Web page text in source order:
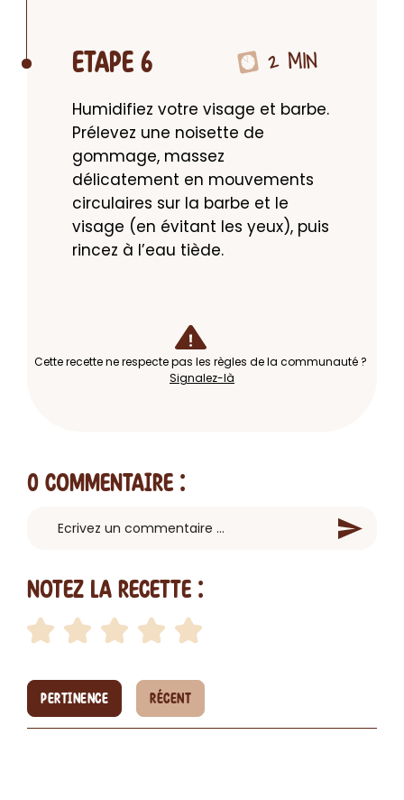
ETAPE 6 2 MIN
Humidifiez votre visage et barbe.
Prélevez une noisette de
gommage, massez
délicatement en mouvements
circulaires sur la barbe et le
visage (en évitant les yeux), puis
rincez à l’eau tiède.
Cette recette ne respecte pas les règles de la communauté ?
Signalez-là
0 Commentaire :
Notez la recette :
PERTINENCE RÉCENT